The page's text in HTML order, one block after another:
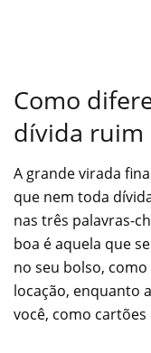
Como
dívida ruim
A grande virada
que nem toda
nas três palavras-
boa é aquela que
no seu bolso,
locação, enquanto
você, como